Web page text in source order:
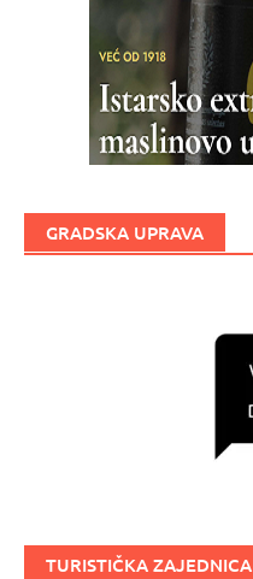
GRADSKA UPRAVA
TURISTIČKA ZAJEDNICA